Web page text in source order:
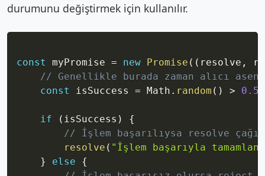
durumunu değiştirmek için kullanılır.
const myPromise = new Promise ( ( resolve ,
// Genellikle burada zaman alıcı
const
isSuccess = Math . random ( ) > 0.5
if ( isSuccess )
{
// İşlem başarılıysa resolve
resolve ( "İşlem başarıyla
}
else
{